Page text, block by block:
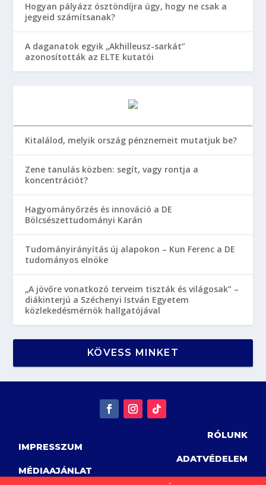
Hogyan pályázz ösztöndíjra úgy, hogy ne csak a
jegyeid számítsanak?
A daganatok egyik „Akhilleusz-sarkát”
azonosították az ELTE kutatói
Kitalálod, melyik ország pénznemeit mutatjuk be?
Zene tanulás közben: segít, vagy rontja a
koncentrációt?
Hagyományőrzés és innováció a DE
Bölcsészettudományi Karán
Tudományirányítás új alapokon – Kun Ferenc a DE
tudományos elnöke
„A jövőre vonatkozó terveim tiszták és világosak” –
diákinterjú a Széchenyi István Egyetem
közlekedésmérnök hallgatójával
KÖVESS MINKET
RÓLUNK
IMPRESSZUM
ADATVÉDELEM
MÉDIAAJÁNLAT